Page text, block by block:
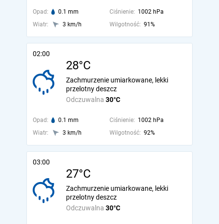
Opad: 0.1 mm Ciśnienie: 1002 hPa
Wiatr:
3 km/h Wilgotność: 91%
02:00
28°C
Odczuwalna 30°C
Zachmurzenie umiarkowane, lekki
przelotny deszcz
Opad: 0.1 mm Ciśnienie: 1002 hPa
Wiatr:
3 km/h Wilgotność: 92%
03:00
27°C
Odczuwalna 30°C
Zachmurzenie umiarkowane, lekki
przelotny deszcz